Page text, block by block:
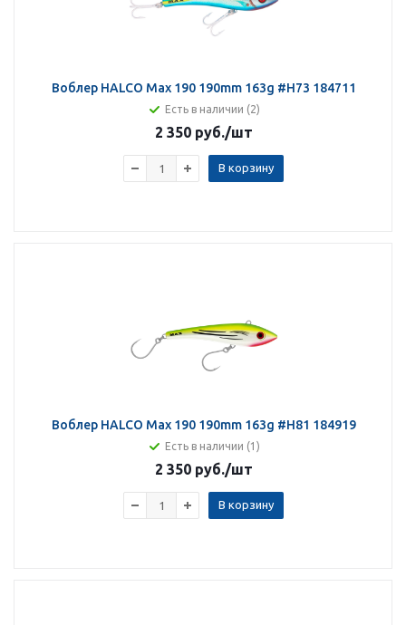
Воблер HALCO Max 190 190mm 163g #H73 184711
Есть в наличии (2)
2 350 руб./шт
В корзину
Воблер HALCO Max 190 190mm 163g #H81 184919
Есть в наличии (1)
2 350 руб./шт
В корзину